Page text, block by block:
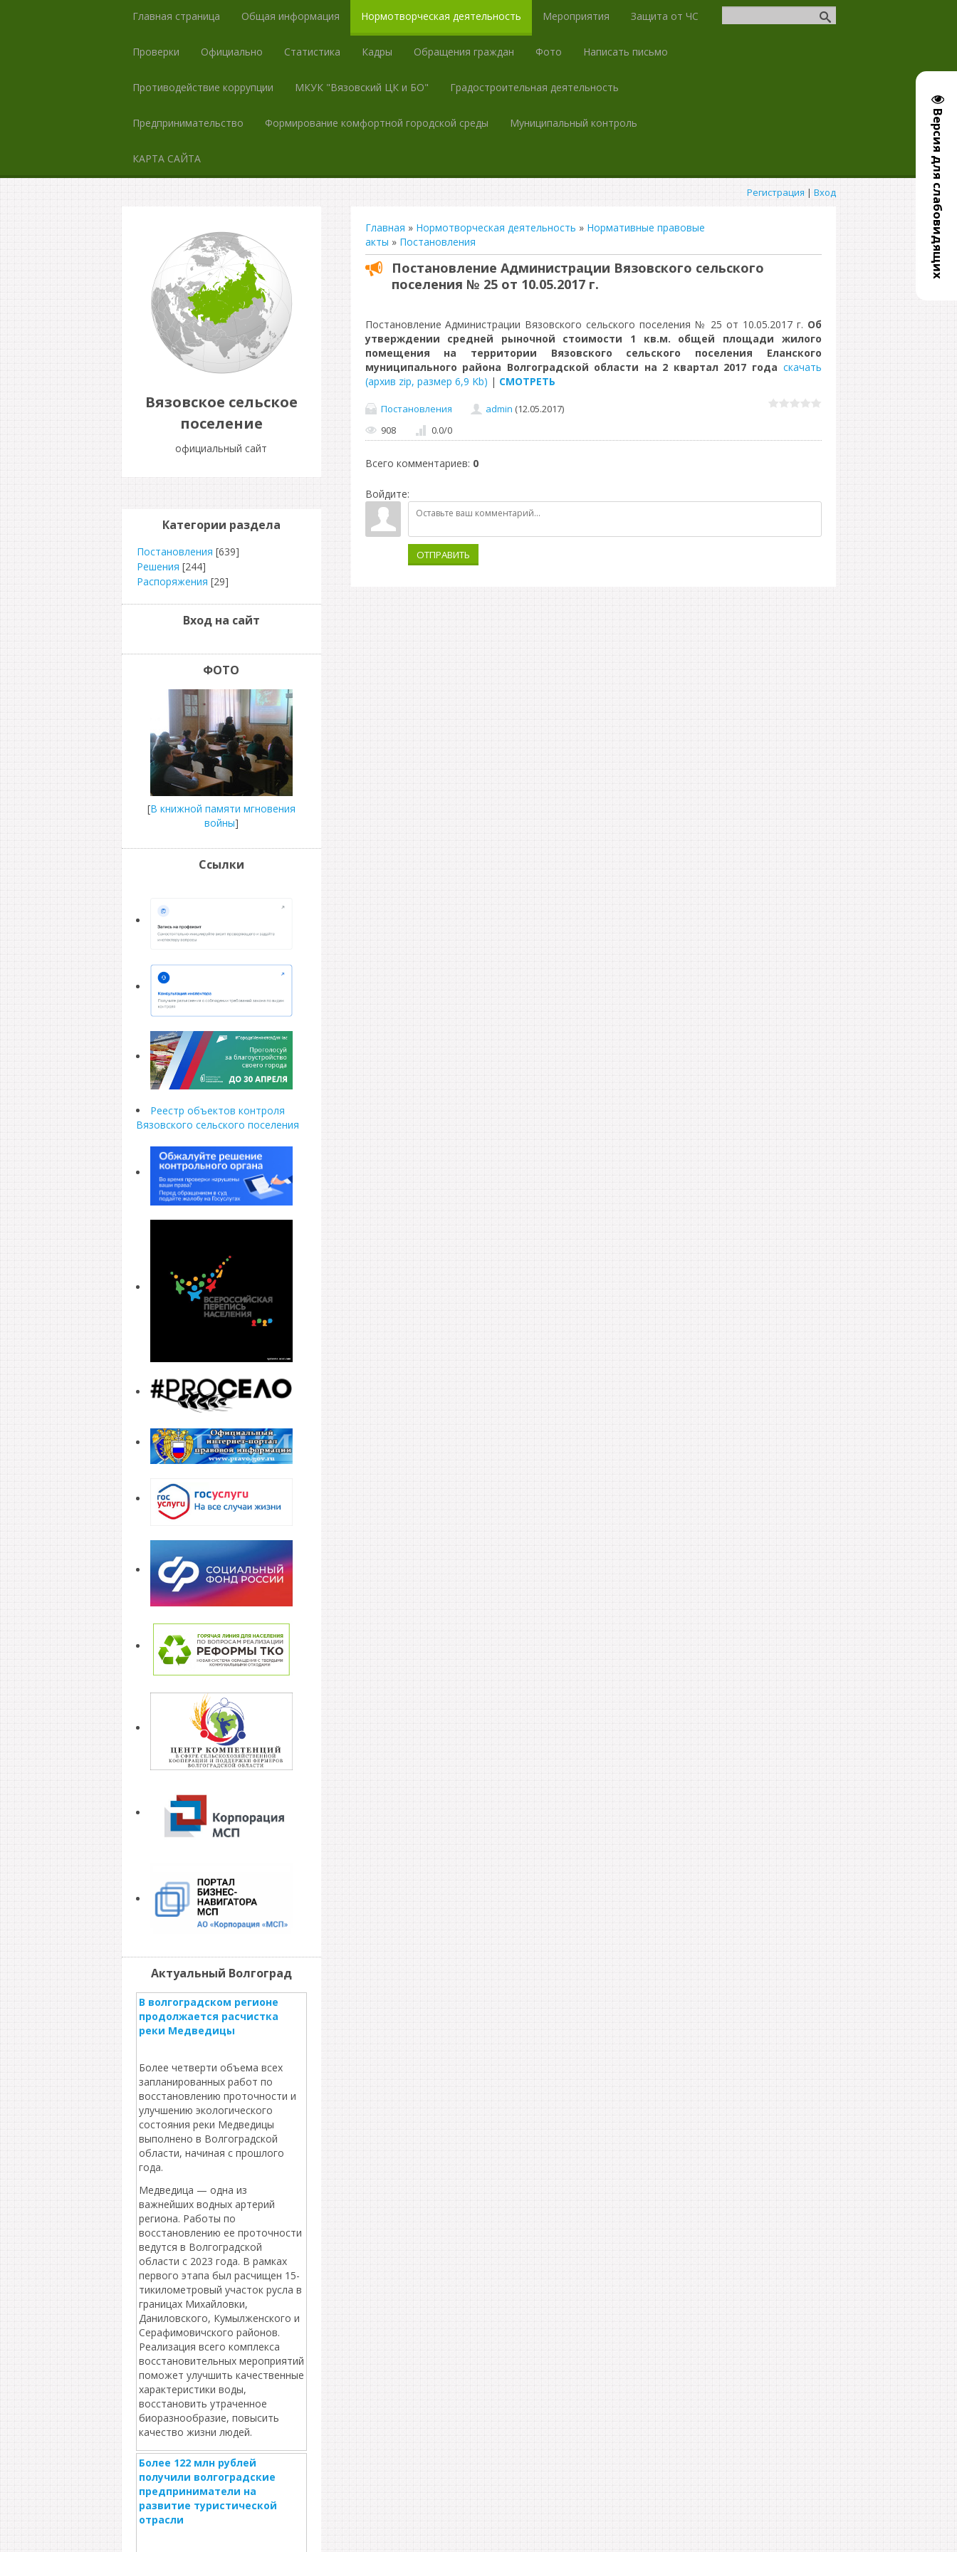
Версия для слабовидящих
Главная страница Общая информация Нормотворческая деятельность Мероприятия Защита от ЧС
Проверки Официально Статистика Кадры Обращения граждан Фото Написать письмо
Противодействие коррупции МКУК "Вязовский ЦК и БО" Градостроительная деятельность
Предпринимательство Формирование комфортной городской среды Муниципальный контроль
КАРТА САЙТА
Регистрация | Вход
Вязовское сельское
поселение
официальный сайт
Главная » Нормотворческая деятельность » Нормативные правовые
акты » Постановления
Постановление Администрации Вязовского сельского
поселения № 25 от 10.05.2017 г.
Постановление Администрации Вязовского сельского поселения № 25 от 10.05.2017 г. Об
утверждении средней рыночной стоимости 1 кв.м. общей площади жилого
помещения на территории Вязовского сельского поселения Еланского
муниципального района Волгоградской области на 2 квартал 2017 года скачать
(архив zip, размер 6,9 Kb) | СМОТРЕТЬ
Постановления admin (12.05.2017)
908
0.0/0
Всего комментариев: 0
Войдите:
ОТПРАВИТЬ
Категории раздела
Постановления [639]
Решения [244]
Распоряжения [29]
Вход на сайт
ФОТО
[В книжной памяти мгновения
войны]
Ссылки
Реестр объектов контроля
Вязовского сельского поселения
Актуальный Волгоград
В волгоградском регионе
продолжается расчистка
реки Медведицы
Более четверти объема всех
запланированных работ по
восстановлению проточности и
улучшению экологического
состояния реки Медведицы
выполнено в Волгоградской
области, начиная с прошлого
года.
Медведица — одна из
важнейших водных артерий
региона. Работы по
восстановлению ее проточности
ведутся в Волгоградской
области с 2023 года. В рамках
первого этапа был расчищен 15-
тикилометровый участок русла в
границах Михайловки,
Даниловского, Кумылженского и
Серафимовичского районов.
Реализация всего комплекса
восстановительных мероприятий
поможет улучшить качественные
характеристики воды,
восстановить утраченное
биоразнообразие, повысить
качество жизни людей.
Более 122 млн рублей
получили волгоградские
предприниматели на
развитие туристической
отрасли